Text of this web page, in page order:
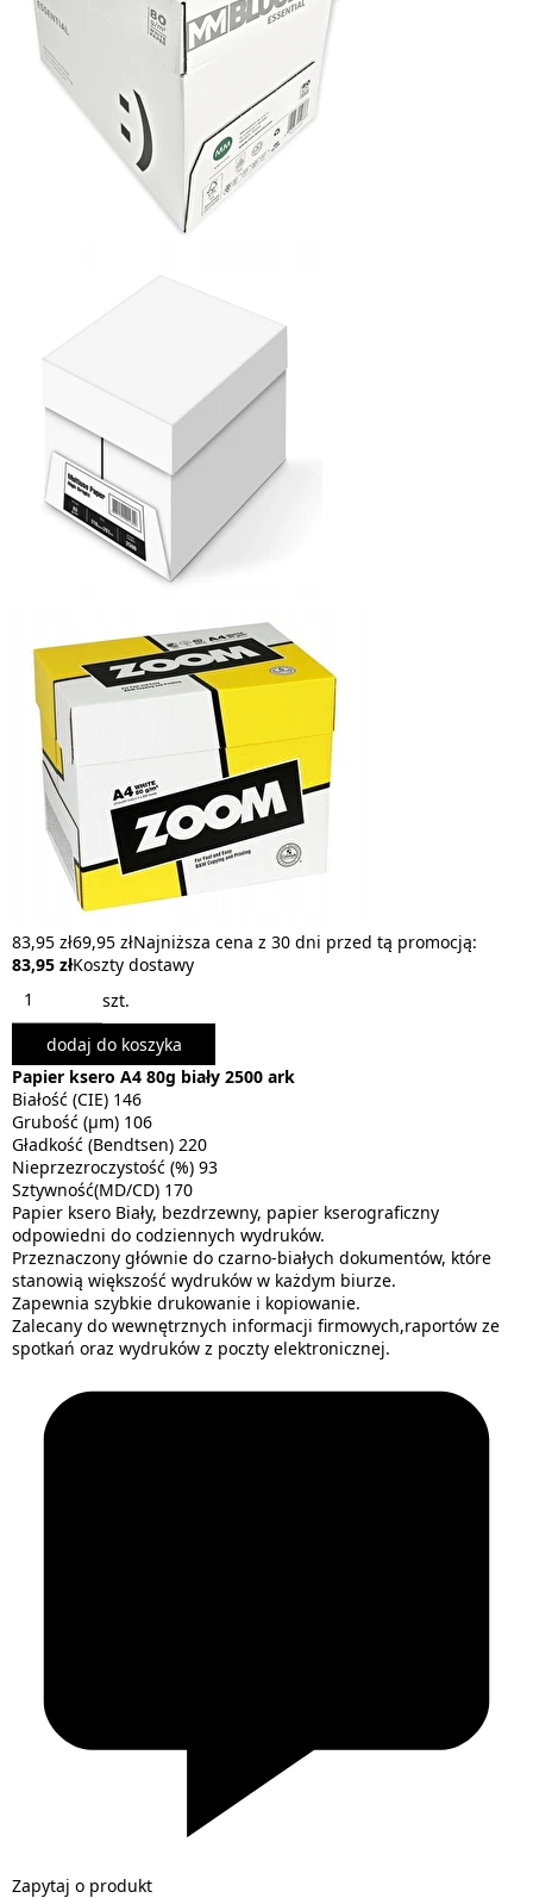
83,95 zł69,95 złNajniższa cena z 30 dni przed tą promocją:
83,95 złKoszty dostawy
szt.
dodaj do koszyka
Papier ksero A4 80g biały 2500 ark
Białość (CIE) 146
Grubość (µm) 106
Gładkość (Bendtsen) 220
Nieprzezroczystość (%) 93
Sztywność(MD/CD) 170
Papier ksero Biały, bezdrzewny, papier kserograficzny
odpowiedni do codziennych wydruków.
Przeznaczony głównie do czarno-białych dokumentów, które
stanowią większość wydruków w każdym biurze.
Zapewnia szybkie drukowanie i kopiowanie.
Zalecany do wewnętrznych informacji firmowych,raportów ze
spotkań oraz wydruków z poczty elektronicznej.
Zapytaj o produkt